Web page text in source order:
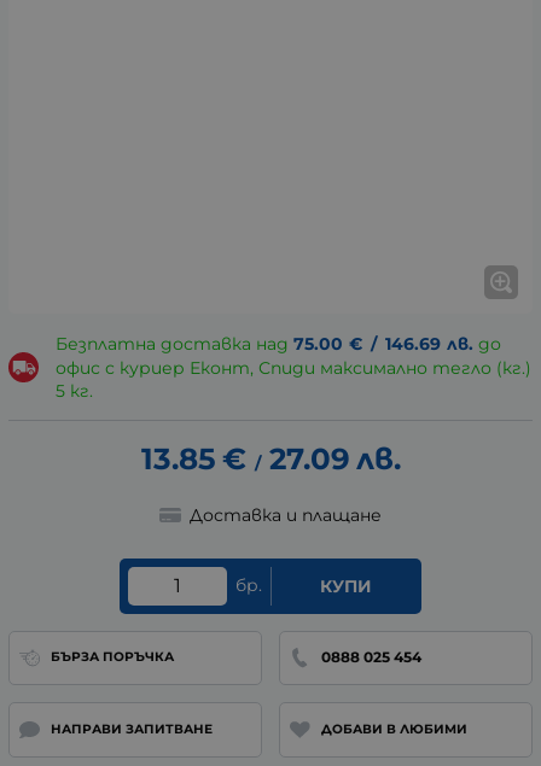
Безплатна доставка над 75.00 € / 146.69 лв. до
офис с куриер Еконт, Спиди максимално тегло (кг.)
5 кг.
13.85 € / 27.09 лв.
Доставка и плащане
бр. КУПИ
БЪРЗА ПОРЪЧКА 0888 025 454
НАПРАВИ ЗАПИТВАНЕ ДОБАВИ В ЛЮБИМИ